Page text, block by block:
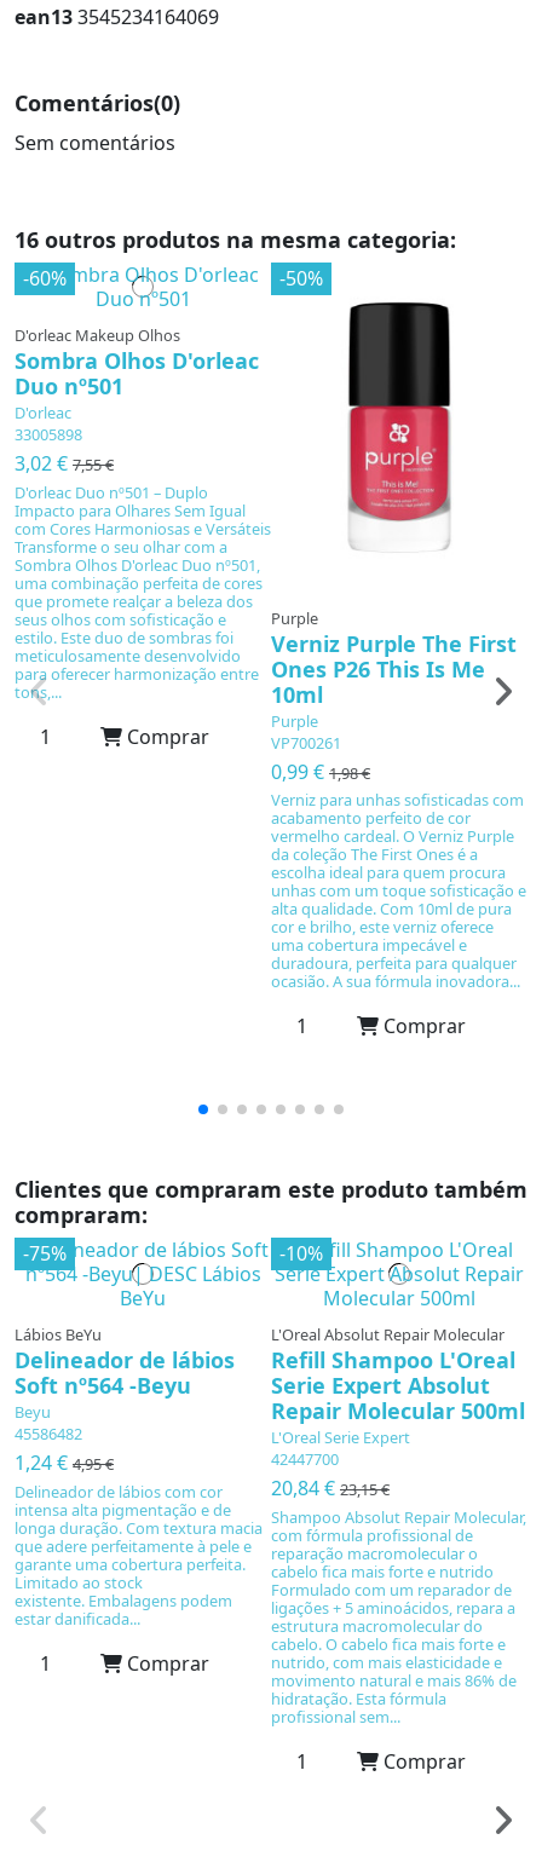
ean133545234164069
Comentários(0)
Sem comentários
16 outros produtos na mesma categoria:
-60%
D'orleac Makeup Olhos
Sombra Olhos D'orleac
Duo nº501
D'orleac
33005898
3,02 € 7,55 €
D'orleac Duo nº501 – Duplo
Impacto para Olhares Sem Igual
com Cores Harmoniosas e Versáteis
Transforme o seu olhar com a
Sombra Olhos D'orleac Duo nº501,
uma combinação perfeita de cores
que promete realçar a beleza dos
seus olhos com sofisticação e
estilo. Este duo de sombras foi
meticulosamente desenvolvido
para oferecer harmonização entre
tons,...
Comprar
-50%
Purple
Verniz Purple The First
Ones P26 This Is Me
10ml
Purple
VP700261
0,99 € 1,98 €
Verniz para unhas sofisticadas com
acabamento perfeito de cor
vermelho cardeal. O Verniz Purple
da coleção The First Ones é a
escolha ideal para quem procura
unhas com um toque sofisticação e
alta qualidade. Com 10ml de pura
cor e brilho, este verniz oferece
uma cobertura impecável e
duradoura, perfeita para qualquer
ocasião. A sua fórmula inovadora...
Comprar
Clientes que compraram este produto também
compraram:
-75%
Lábios BeYu
Delineador de lábios
Soft nº564 -Beyu
Beyu
45586482
1,24 € 4,95 €
Delineador de lábios com cor
intensa alta pigmentação e de
longa duração. Com textura macia
que adere perfeitamente à pele e
garante uma cobertura perfeita.
Limitado ao stock
existente. Embalagens podem
estar danificada...
Comprar
-10%
L'Oreal Absolut Repair Molecular
Refill Shampoo L'Oreal
Serie Expert Absolut
Repair Molecular 500ml
L'Oreal Serie Expert
42447700
20,84 € 23,15 €
Shampoo Absolut Repair Molecular,
com fórmula profissional de
reparação macromolecular o
cabelo fica mais forte e nutrido
Formulado com um reparador de
ligações + 5 aminoácidos, repara a
estrutura macromolecular do
cabelo. O cabelo fica mais forte e
nutrido, com mais elasticidade e
movimento natural e mais 86% de
hidratação. Esta fórmula
profissional sem...
Comprar